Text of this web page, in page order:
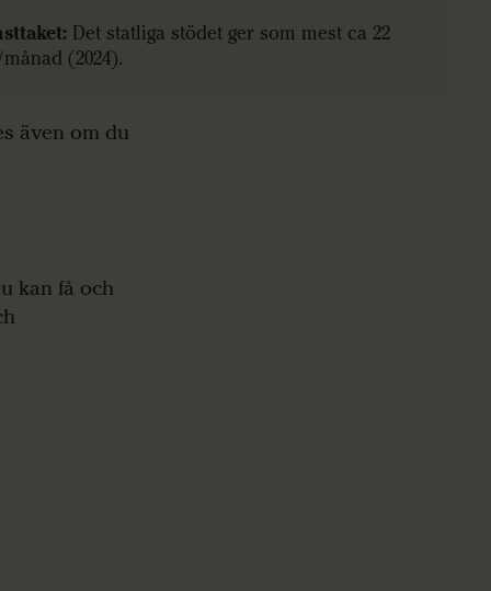
Det statliga stödet ger som mest ca 22
(2024).
även om du
kan få och